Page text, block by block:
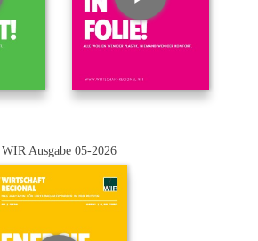
WIR Ausgabe 05-2026